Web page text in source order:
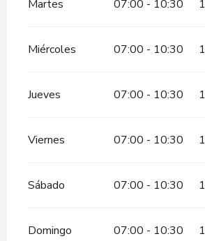
Martes 07:00 - 10:30
Miércoles 07:00 - 10:30
Jueves 07:00 - 10:30
Viernes 07:00 - 10:30
Sábado 07:00 - 10:30
Domingo 07:00 - 10:30